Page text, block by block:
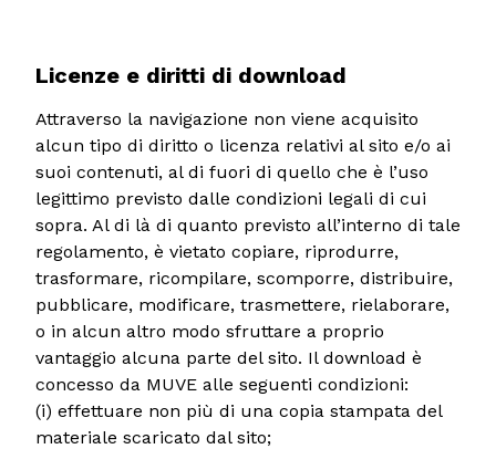
Licenze e diritti di download
Attraverso la navigazione non viene acquisito
alcun tipo di diritto o licenza relativi al sito e/o ai
suoi contenuti, al di fuori di quello che è l’uso
legittimo previsto dalle condizioni legali di cui
sopra. Al di là di quanto previsto all’interno di tale
regolamento, è vietato copiare, riprodurre,
trasformare, ricompilare, scomporre, distribuire,
pubblicare, modificare, trasmettere, rielaborare,
o in alcun altro modo sfruttare a proprio
vantaggio alcuna parte del sito. Il download è
concesso da MUVE alle seguenti condizioni:
(i) effettuare non più di una copia stampata del
materiale scaricato dal sito;